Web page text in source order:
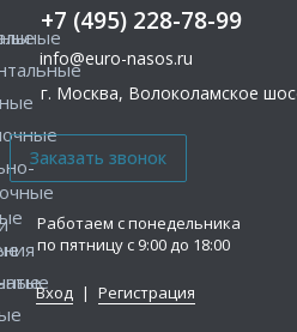
+7 (495) 228-78-99
info@euro-nasos.ru
г. Москва, Волоколамское
Работаем с понедельника
по пятницу с 9:00 до 18:00
Вход | Регистрация